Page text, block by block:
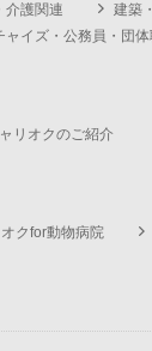
介護関連
建築
ャイズ・公務員・団
リオクのご紹介
クfor動物病院